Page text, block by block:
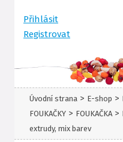
Přihlásit
Registrovat
Úvodní strana > E-shop >
FOUKAČKY > FOUKAČKA >
extrudy, mix barev